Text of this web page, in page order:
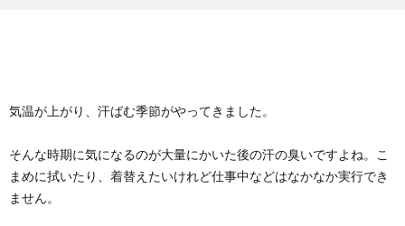
気温が上がり、汗ばむ季節がやってきました。
そんな時期に気になるのが大量にかいた後の汗の臭いですよね。こ
まめに拭いたり、着替えたいけれど仕事中などはなかなか実行でき
ません。